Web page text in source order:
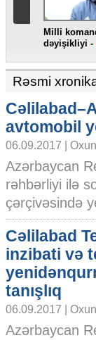
heroin ələ
Rəsmi
avtomobil
06.09.2017 |
Azərbaycan
rəhbərliyi ilə
çərçivəsində
Cəlilabad
inzibati və
tanışlıq
06.09.2017 |
Azərbaycan